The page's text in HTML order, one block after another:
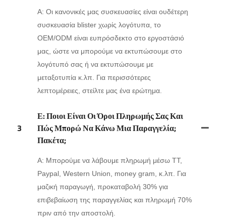
Α: Οι κανονικές μας συσκευασίες είναι ουδέτερη
συσκευασία blister χωρίς λογότυπα, το
OEM/ODM είναι ευπρόσδεκτο στο εργοστάσιό
μας, ώστε να μπορούμε να εκτυπώσουμε στο
λογότυπό σας ή να εκτυπώσουμε με
μεταξοτυπία κ.λπ. Για περισσότερες
λεπτομέρειες, στείλτε μας ένα ερώτημα.
3
Ε: Ποιοι Είναι Οι Όροι Πληρωμής Σας Και
Πώς Μπορώ Να Κάνω Μια Παραγγελία;
Πακέτα;
Α: Μπορούμε να λάβουμε πληρωμή μέσω TT,
Paypal, Western Union, money gram, κ.λπ. Για
μαζική παραγωγή, προκαταβολή 30% για
επιβεβαίωση της παραγγελίας και πληρωμή 70%
πριν από την αποστολή.